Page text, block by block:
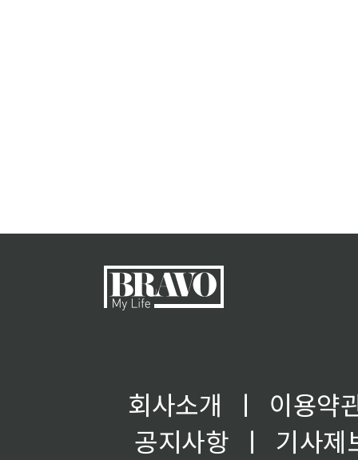
회사소개 ㅣ
이용약
공지사항
ㅣ
기사제